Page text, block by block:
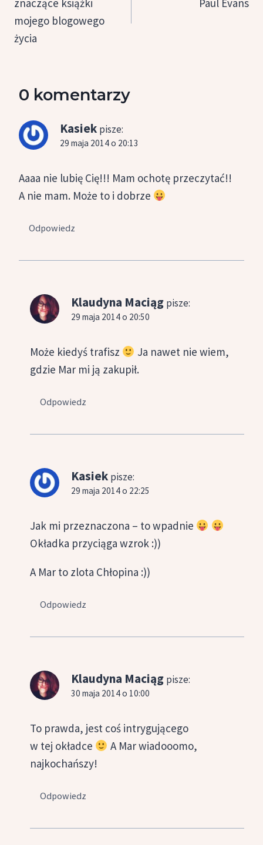
mojego blogowego
życia
0 komentarzy
Kasiek pisze:
29 maja 2014 o 20:13
Aaaa nie lubię Cię!!! Mam ochotę przeczytać!!
A nie mam. Może to i dobrze
Odpowiedz
Klaudyna Maciąg pisze:
29 maja 2014 o 20:50
Może kiedyś trafisz
Ja nawet nie wiem,
gdzie Mar mi ją zakupił.
Odpowiedz
Kasiek pisze:
29 maja 2014 o 22:25
Jak mi przeznaczona – to wpadnie
Okładka przyciąga wzrok :))
A Mar to zlota Chłopina :))
Odpowiedz
Klaudyna Maciąg pisze:
30 maja 2014 o 10:00
To prawda, jest coś intrygującego
w tej okładce
A Mar wiadooomo,
najkochańszy!
Odpowiedz